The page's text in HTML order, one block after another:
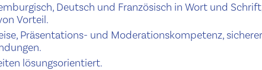
Deutsch und Französisch in Wort und
Vorteil.
Präsen­ta­tions- und Mod­er­a­tionskom­pe­tenz, sicherer
lösung­sori­en­tiert.